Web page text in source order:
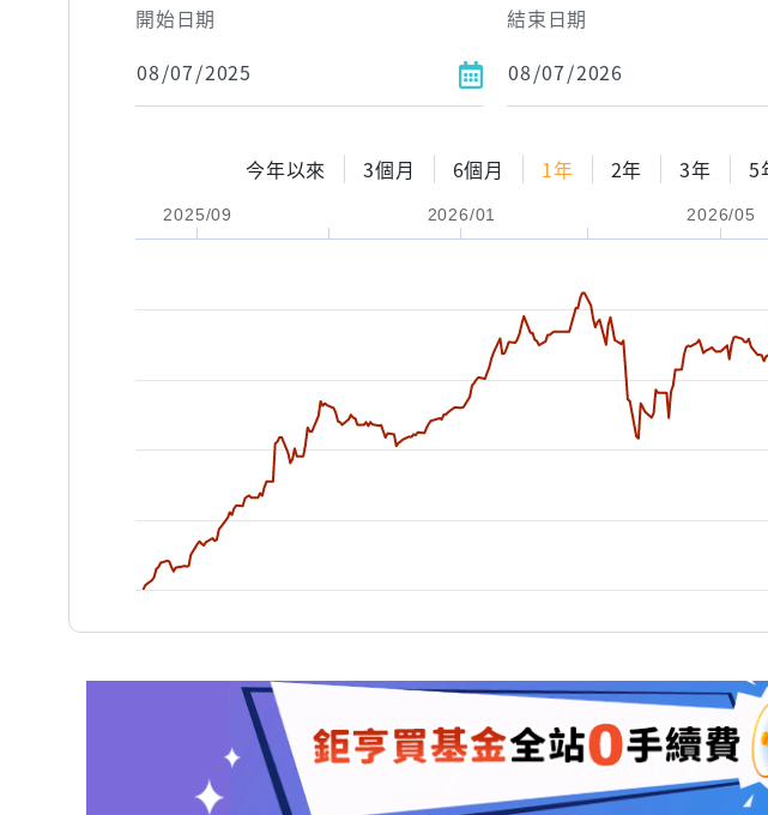
開始日期
結束日期
今年以來 3個月 6個月 1年 2年 3年 5
2025/09 2026/01 2026/05